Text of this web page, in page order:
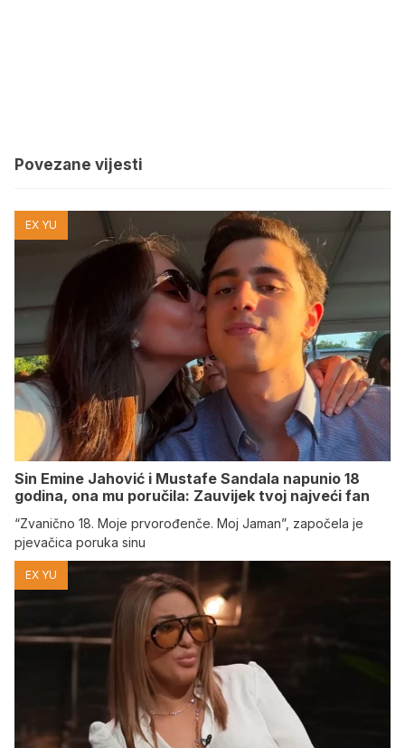
Povezane vijesti
EX YU
Sin Emine Jahović i Mustafe Sandala napunio 18
godina, ona mu poručila: Zauvijek tvoj najveći fan
“Zvanično 18. Moje prvorođenče. Moj Jaman”, započela je
pjevačica poruka sinu
EX YU